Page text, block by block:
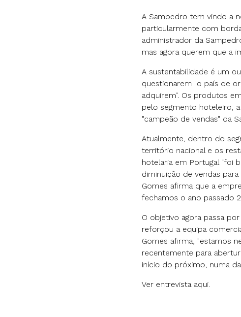
A Sampedro tem vindo a
particularmente com
administrador da
mas agora querem que a
A sustentabilidade é um
questionarem "o país de
adquirem". Os produtos
pelo segmento hoteleiro,
"campeão de vendas" da
Atualmente, dentro do
território nacional e os
hotelaria em Portugal "foi
diminuição de vendas
Gomes afirma que a
fechamos o ano passado
O objetivo agora passa
reforçou a equipa
Gomes afirma, "estamos
recentemente para
início do próximo, numa
Ver entrevista aqui.